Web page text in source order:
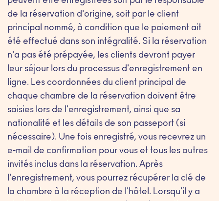
de la réservation d'origine, soit par le client
principal nommé, à condition que le paiement ait
été effectué dans son intégralité. Si la réservation
n'a pas été prépayée, les clients devront payer
leur séjour lors du processus d'enregistrement en
ligne. Les coordonnées du client principal de
chaque chambre de la réservation doivent être
saisies lors de l'enregistrement, ainsi que sa
nationalité et les détails de son passeport (si
nécessaire). Une fois enregistré, vous recevrez un
e-mail de confirmation pour vous et tous les autres
invités inclus dans la réservation. Après
l'enregistrement, vous pourrez récupérer la clé de
la chambre à la réception de l'hôtel. Lorsqu'il y a